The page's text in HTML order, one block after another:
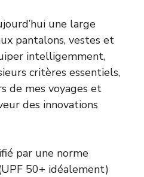
une large
pantalons, vestes et
intelligemment,
critères essentiels,
de mes voyages et
des innovations
par une norme
50+ idéalement)